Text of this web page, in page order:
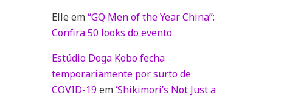
Elleem“GQ Men of the Year China”:
Confira 50 looks do evento
Estúdio Doga Kobo fecha
temporariamente por surto de
COVID-19em‘Shikimori’s Not Just a